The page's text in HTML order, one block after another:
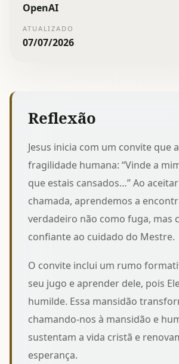
OpenAI
ATUALIZADO
07/07/2026
Reflexão
Jesus inicia com um convite que
fragilidade humana: “Vinde a
que estais cansados…” Ao
chamada, aprendemos a
verdadeiro não como fuga, mas
confiante ao cuidado do Mestre.
O convite inclui um rumo
seu jugo e aprender dele, pois
humilde. Essa mansidão
chamando-nos à mansidão e
sustentam a vida cristã e
esperança.